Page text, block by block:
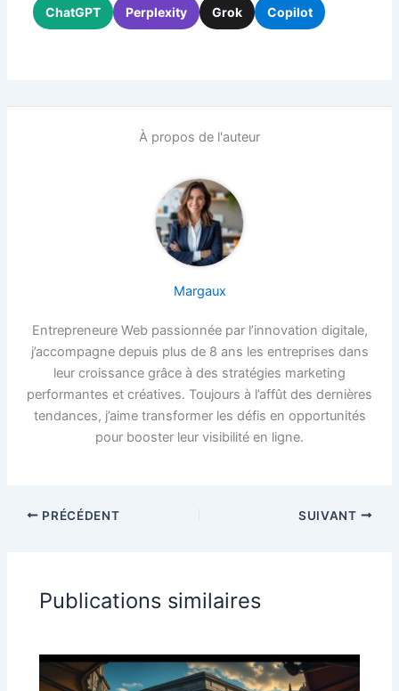
ChatGPT Perplexity Grok Copilot
À propos de l'auteur
Margaux
Entrepreneure Web passionnée par l’innovation digitale,
j’accompagne depuis plus de 8 ans les entreprises dans
leur croissance grâce à des stratégies marketing
performantes et créatives. Toujours à l’affût des dernières
tendances, j’aime transformer les défis en opportunités
pour booster leur visibilité en ligne.
PRÉCÉDENT SUIVANT
Publications similaires